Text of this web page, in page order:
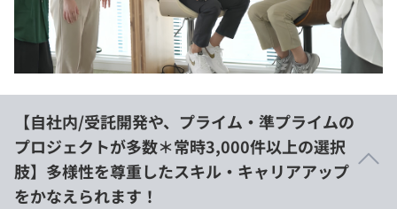
【自社内/受託開発や、プライム・準プライムの
プロジェクトが多数＊常時3,000件以上の選択
肢】多様性を尊重したスキル・キャリアアップ
をかなえられます！